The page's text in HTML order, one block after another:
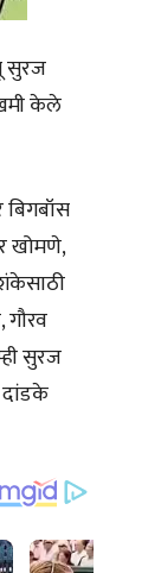
सुरज
केले
बिगबॉस
खोमणे,
सुरज